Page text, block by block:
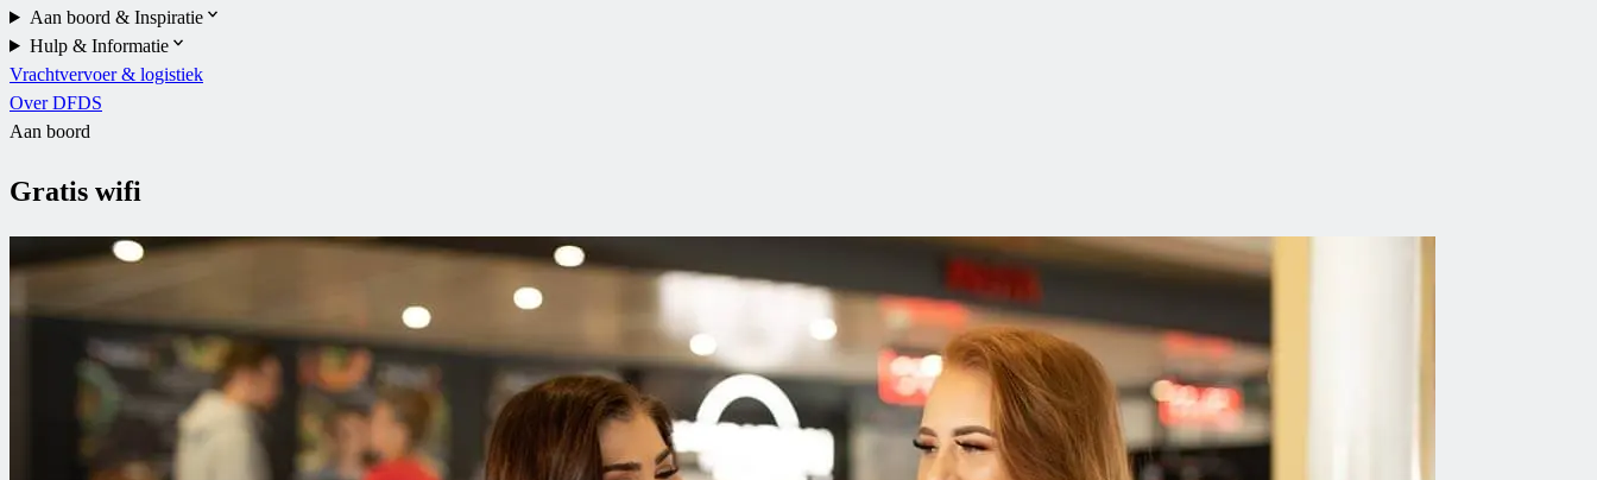
Aan boord & Inspiratie
Hulp & Informatie
Vrachtvervoer & logistiek
Over DFDS
Aan boord
Gratis wifi